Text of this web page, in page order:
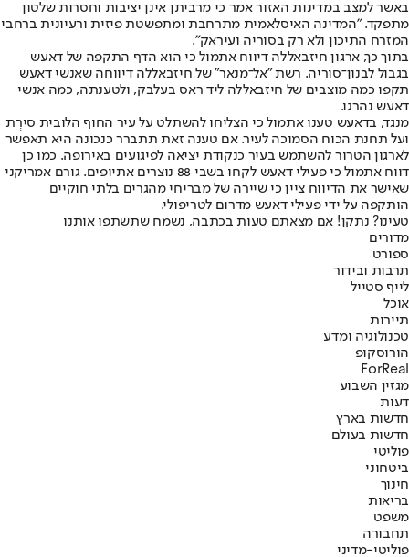
באשר למצב במדינות האזור אמר כי מרביתן אינן יציבות וחסרות שלטון
מתפקד. "המדינה האיסלאמית מתרחבת ומתפשטת פיזית ורעיונית ברחבי
המזרח התיכון ולא רק בסוריה ועיראק".
בתוך כך, ארגון חיזבאללה דיווח אתמול כי הוא הדף התקפה של דאעש
בגבול לבנון־סוריה. רשת "אל־מנאר" של חיזבאללה דיווחה שאנשי דאעש
תקפו כמה מוצבים של חיזבאללה ליד ראס בעלבק, ולטענתה, כמה אנשי
דאעש נהרגו.
מנגד, בדאעש טענו אתמול כי הצליחו להשתלט על עיר החוף הלובית סירְת
ועל תחנת הכוח הסמוכה לעיר. אם טענה זאת תתברר כנכונה היא תאפשר
לארגון הטרור להשתמש בעיר כנקודת יציאה לפיגועים באירופה. כמו כן
דווח אתמול כי פעילי דאעש לקחו בשבי 88 נוצרים אתיופים. גורם אמריקני
שאישר את הדיווח ציין כי שיירה של מבריחי מהגרים בלתי חוקיים
הותקפה על ידי פעילי דאעש מדרום לטריפולי.
טעינו? נתקן! אם מצאתם טעות בכתבה, נשמח שתשתפו אותנו
מדורים
ספורט
תרבות ובידור
לייף סטייל
אוכל
תיירות
טכנולוגיה ומדע
הורוסקופ
ForReal
מגזין השבוע
דעות
חדשות בארץ
חדשות בעולם
פוליטי
ביטחוני
חינוך
בריאות
משפט
תחבורה
פוליטי-מדיני